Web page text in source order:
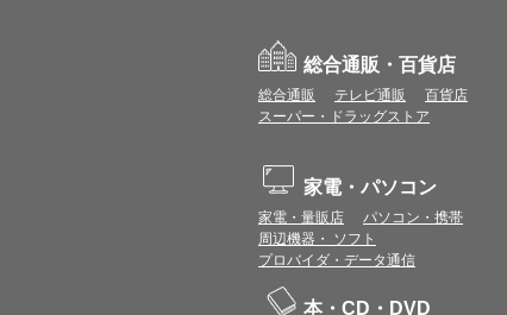
総合通販・百貨店
総合通販 テレビ通販
百貨店
スーパー・ドラッグストア
家電・パソコン
家電・量販店
パソコン・携帯
周辺機器・ ソフト
プロバイダ・データ通信
本・CD・DVD